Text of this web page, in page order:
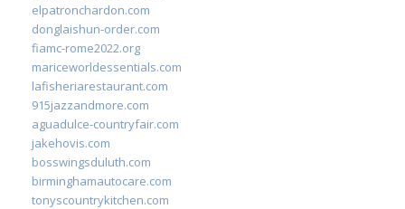
elpatronchardon.com
donglaishun-order.com
fiamc-rome2022.org
mariceworldessentials.com
lafisheriarestaurant.com
915jazzandmore.com
aguadulce-countryfair.com
jakehovis.com
bosswingsduluth.com
birminghamautocare.com
tonyscountrykitchen.com